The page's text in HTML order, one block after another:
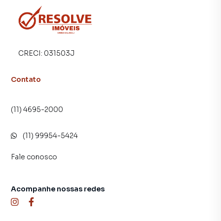
programadores, corretores treinados e uma central de
atendimento preparada para atender proprietários e
CRECI: 031503J
Contato
(11) 4695-2000
(11) 99954-5424
Fale conosco
Acompanhe nossas redes